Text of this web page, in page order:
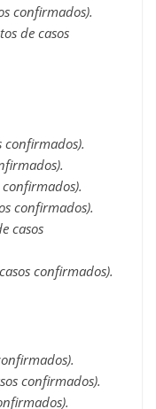
confirmados).
de casos
confirmados).
confirmados).
casos
confirmados).
confirmados).